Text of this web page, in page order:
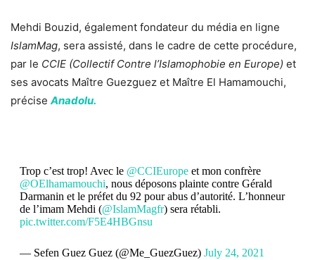
Mehdi Bouzid, également fondateur du média en ligne
IslamMag, sera assisté, dans le cadre de cette procédure,
par le CCIE (Collectif Contre l’Islamophobie en Europe) et
ses avocats Maître Guezguez et Maître El Hamamouchi,
précise Anadolu.
Trop c’est trop! Avec le @CCIEuropeet mon confrère
@OElhamamouchi, nous déposons plainte contre Gérald
Darmanin et le préfet du 92 pour abus d’autorité. L’honneur
de l’imam Mehdi (@IslamMagfr) sera rétabli.
pic.twitter.com/F5E4HBGnsu
— Sefen Guez Guez (@Me_GuezGuez) July 24, 2021